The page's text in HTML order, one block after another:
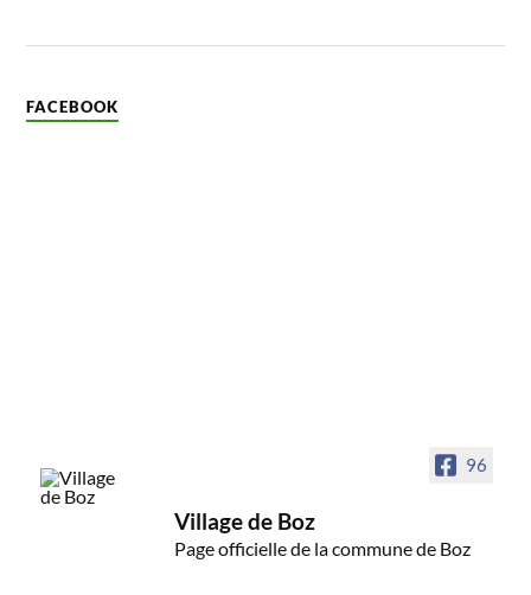
FACEBOOK
96
Village de Boz
Page officielle de la commune de Boz